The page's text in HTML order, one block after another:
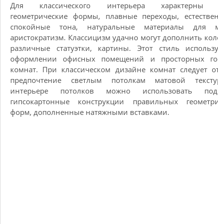
Для классического интерьера характерны
геометрические формы, плавные переходы,
спокойные тона, натуральные материалы для
аристократизм. Классицизм удачно могут дополнить
различные статуэтки, картины. Этот стиль
оформлении офисных помещений и просторных
комнат. При классическом дизайне комнат следует
предпочтение светлым потолкам матовой
интерьере потолков можно использовать
гипсокартонные конструкции правильных
форм, дополненные натяжными вставками.